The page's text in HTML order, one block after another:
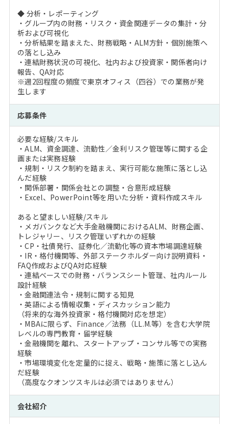
◆ 分析・レポーティング
・グループ内の財務・リスク・資金関連データの集計・分
析および可視化
・分析結果を踏まえた、財務戦略・ALM方針・個別施策へ
の落とし込み
・連結財務状況の可視化、社内および投資家・関係者向け
報告、QA対応
※週2回程度の頻度で東京オフィス（四谷）での業務が発
生します
応募条件
必要な経験/スキル
・ALM、資金調達、流動性／金利リスク管理等に関する企
画または実務経験
・規制・リスク制約を踏まえ、実行可能な施策に落とし込
んだ経験
・関係部署・関係会社との調整・合意形成経験
・Excel、PowerPoint等を用いた分析・資料作成スキル
あると望ましい経験/スキル
・メガバンクなど大手金融機関におけるALM、財務企画、
トレジャリー、リスク管理いずれかの経験
・CP・社債発行、証券化／流動化等の資本市場調達経験
・IR・格付機関等、外部ステークホルダー向け説明資料・
FAQ作成およびQA対応経験
・連結ベースでの財務・バランスシート管理、社内ルール
設計経験
・金融関連法令・規制に関する知見
・英語による情報収集・ディスカッション能力
（将来的な海外投資家・格付機関対応を想定）
・MBAに限らず、Finance／法務（LL.M.等）を含む大学院
レベルの専門教育・留学経験
・金融機関を離れ、スタートアップ・コンサル等での実務
経験
・市場環境変化を定量的に捉え、戦略・施策に落とし込ん
だ経験
（高度なクオンツスキルは必須ではありません）
会社紹介